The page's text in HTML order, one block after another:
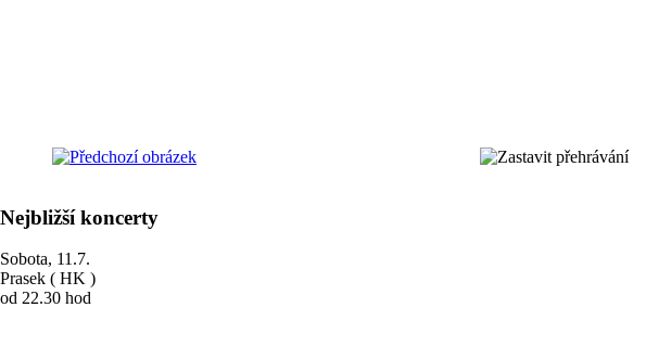
Nejbližší koncerty
Sobota, 11.7.
Prasek ( HK )
od 22.30 hod